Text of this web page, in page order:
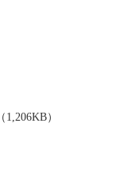
（1,206KB）